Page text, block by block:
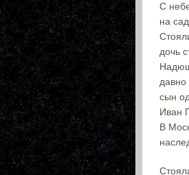
С
на
дочь
давно
сын
Иван
В